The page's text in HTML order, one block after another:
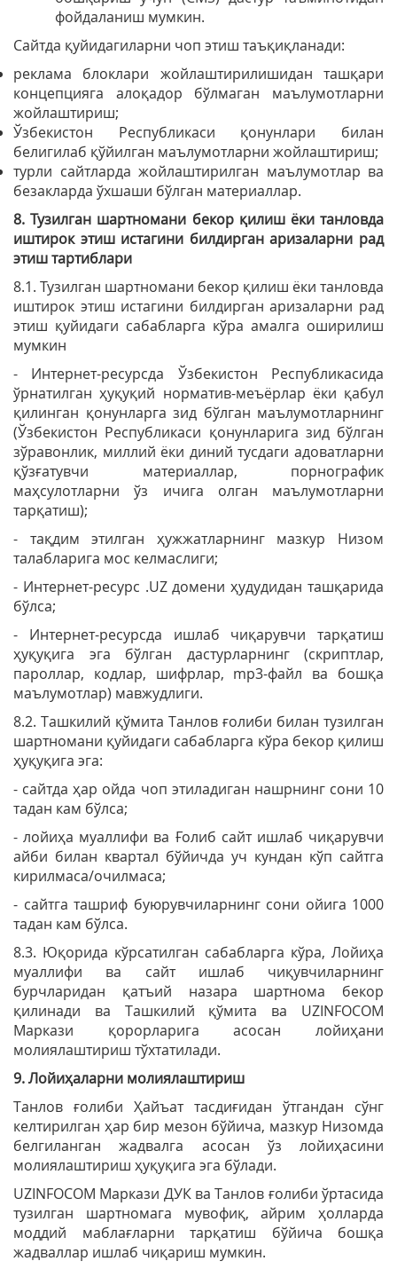
фойдаланиш мумкин.
Сайтда қуйидагиларни чоп этиш таъқиқланади:
реклама блоклари жойлаштирилишидан ташқари
концепцияга алоқадор бўлмаган маълумотларни
жойлаштириш;
Ўзбекистон Республикаси қонунлари билан
белигилаб қўйилган маълумотларни жойлаштириш;
турли сайтларда жойлаштирилган маълумотлар ва
безакларда ўхшаши бўлган материаллар.
8. Тузилган шартномани бекор қилиш ёки танловда
иштирок этиш истагини билдирган аризаларни рад
этиш тартиблари
8.1. Тузилган шартномани бекор қилиш ёки танловда
иштирок этиш истагини билдирган аризаларни рад
этиш қуйидаги сабабларга кўра амалга оширилиш
мумкин
- Интернет-ресурсда Ўзбекистон Республикасида
ўрнатилган ҳуқуқий норматив-меъёрлар ёки қабул
қилинган қонунларга зид бўлган маълумотларнинг
(Ўзбекистон Республикаси қонунларига зид бўлган
зўравонлик, миллий ёки диний тусдаги адоватларни
қўзғатувчи материаллар, порнографик
маҳсулотларни ўз ичига олган маълумотларни
тарқатиш);
- тақдим этилган ҳужжатларнинг мазкур Низом
талабларига мос келмаслиги;
- Интернет-ресурс .UZ домени ҳудудидан ташқарида
бўлса;
- Интернет-ресурсда ишлаб чиқарувчи тарқатиш
ҳуқуқига эга бўлган дастурларнинг (скриптлар,
пароллар, кодлар, шифрлар, mp3-файл ва бошқа
маълумотлар) мавжудлиги.
8.2. Ташкилий қўмита Танлов ғолиби билан тузилган
шартномани қуйидаги сабабларга кўра бекор қилиш
ҳуқуқига эга:
- сайтда ҳар ойда чоп этиладиган нашрнинг сони 10
тадан кам бўлса;
- лойиҳа муаллифи ва Ғолиб сайт ишлаб чиқарувчи
айби билан квартал бўйичда уч кундан кўп сайтга
кирилмаса/очилмаса;
- сайтга ташриф буюрувчиларнинг сони ойига 1000
тадан кам бўлса.
8.3. Юқорида кўрсатилган сабабларга кўра, Лойиҳа
муаллифи ва сайт ишлаб чиқувчиларнинг
бурчларидан қатъий назара шартнома бекор
қилинади ва Ташкилий қўмита ва UZINFOCOM
Маркази қорорларига асосан лойиҳани
молиялаштириш тўхтатилади.
9. Лойиҳаларни молиялаштириш
Танлов ғолиби Ҳайъат тасдиғидан ўтгандан сўнг
келтирилган ҳар бир мезон бўйича, мазкур Низомда
белгиланган жадвалга асосан ўз лойиҳасини
молиялаштириш ҳуқуқига эга бўлади.
UZINFOCOM Маркази ДУК ва Танлов ғолиби ўртасида
тузилган шартномага мувофиқ, айрим ҳолларда
моддий маблағларни тарқатиш бўйича бошқа
жадваллар ишлаб чиқариш мумкин.